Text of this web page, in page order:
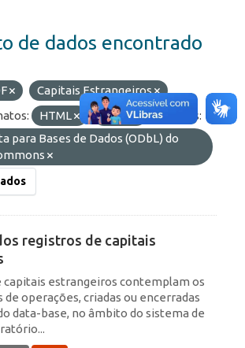
de dados encontrado
Capitais Estrangeiros
HTML JSON
Licenças:
para Bases de Dados (ODbL) do
registros de capitais
capitais estrangeiros contemplam os
operações, criadas ou encerradas
data-base, no âmbito do sistema de